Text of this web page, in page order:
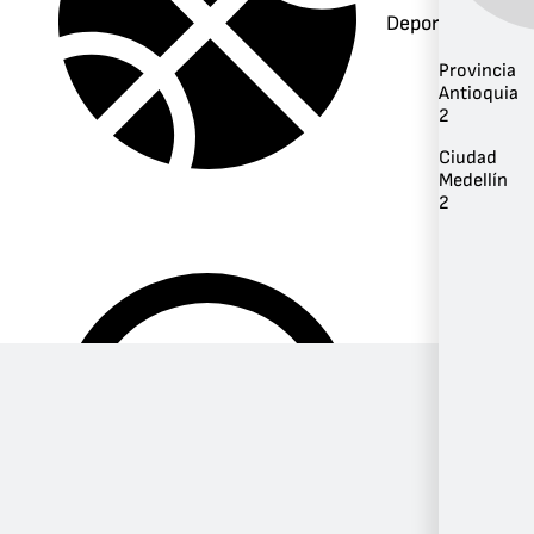
Deportes
Provincia
Antioquia
2
Ciudad
Medellín
2